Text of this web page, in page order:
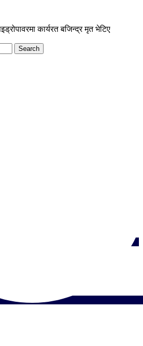
कार्यरत बजिन्द्र मृत भेटिए